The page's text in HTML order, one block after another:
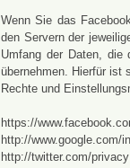
Wenn Sie das
den Servern der
Umfang der Daten, die
übernehmen. Hierfür ist
Rechte und
https://
http://www.google.com/
http://twitter.com/privacy